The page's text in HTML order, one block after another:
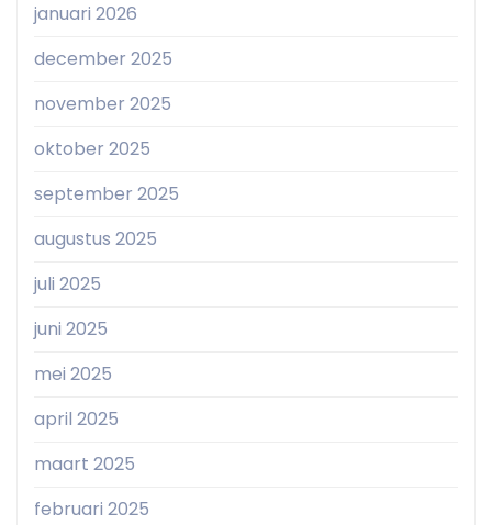
januari 2026
december 2025
november 2025
oktober 2025
september 2025
augustus 2025
juli 2025
juni 2025
mei 2025
april 2025
maart 2025
februari 2025